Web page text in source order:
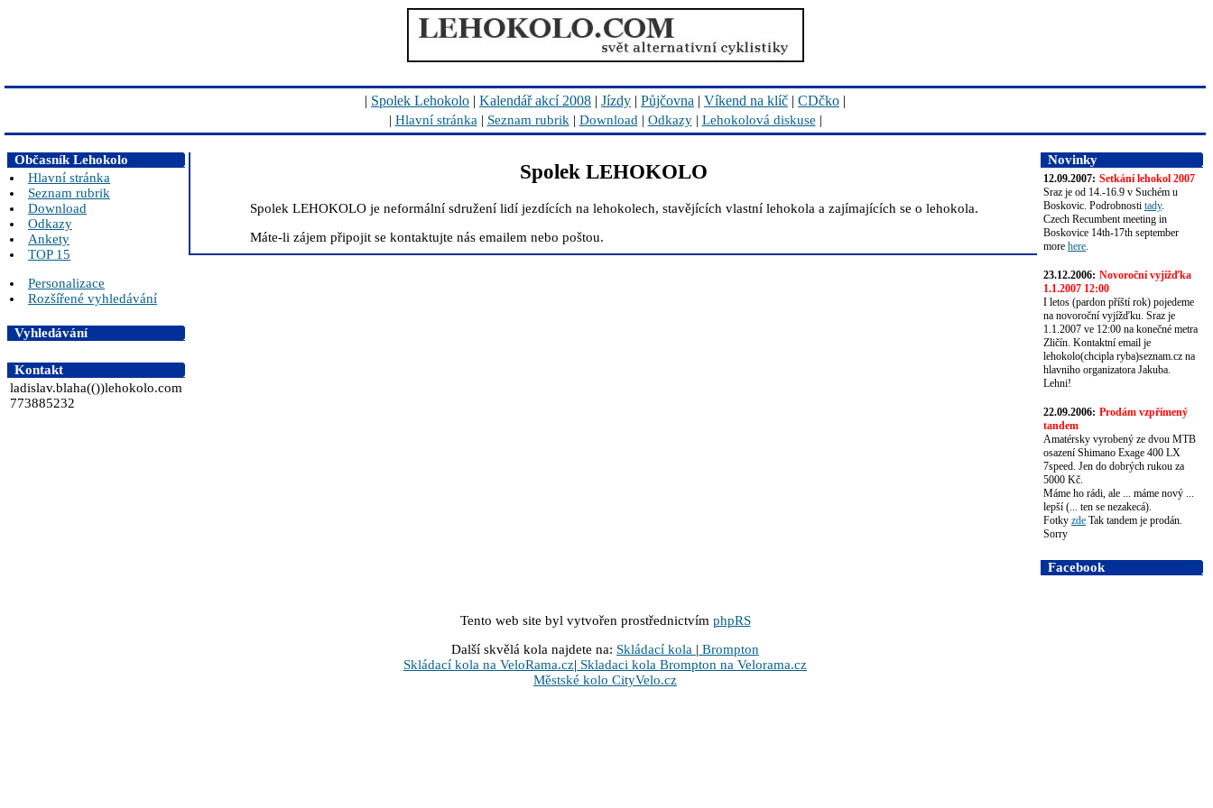
| Spolek Lehokolo | Kalendář akcí 2008 | Jízdy | Půjčovna | Víkend na klíč | CDčko |
| Hlavní stránka | Seznam rubrik | Download | Odkazy| Lehokolová diskuse |
Občasník Lehokolo
Hlavní stránka
Seznam rubrik
Download
Odkazy
Ankety
TOP 15
Personalizace
Rozšířené vyhledávání
Vyhledávání
Kontakt
ladislav.blaha(())lehokolo.com
773885232
Spolek LEHOKOLO
Spolek LEHOKOLO je neformální sdružení lidí jezdících na lehokolech, stavějících vlastní lehokola a zajímajících se o lehokola.
Máte-li zájem připojit se kontaktujte nás emailem nebo poštou.
Novinky
12.09.2007: Setkání lehokol 2007
Sraz je od 14.-16.9 v Suchém u
Boskovic. Podrobnosti tady.
Czech Recumbent meeting in
Boskovice 14th-17th september
more here.
23.12.2006: Novoroční vyjížďka
1.1.2007 12:00
I letos (pardon příští rok) pojedeme
na novoroční vyjížďku. Sraz je
1.1.2007 ve 12:00 na konečné metra
Zličín. Kontaktní email je
lehokolo(chcipla ryba)seznam.cz na
hlavniho organizatora Jakuba.
Lehni!
22.09.2006: Prodám vzpřímený
tandem
Amatérsky vyrobený ze dvou MTB
osazení Shimano Exage 400 LX
7speed. Jen do dobrých rukou za
5000 Kč.
Máme ho rádi, ale ... máme nový ...
lepší (... ten se nezakecá).
Fotky zde Tak tandem je prodán.
Sorry
Facebook
Tento web site byl vytvořen prostřednictvím phpRS
Další skvělá kola najdete na: Skládací kola | Brompton
Skládací kola na VeloRama.cz| Skladaci kola Brompton na Velorama.cz
Městské kolo CityVelo.cz